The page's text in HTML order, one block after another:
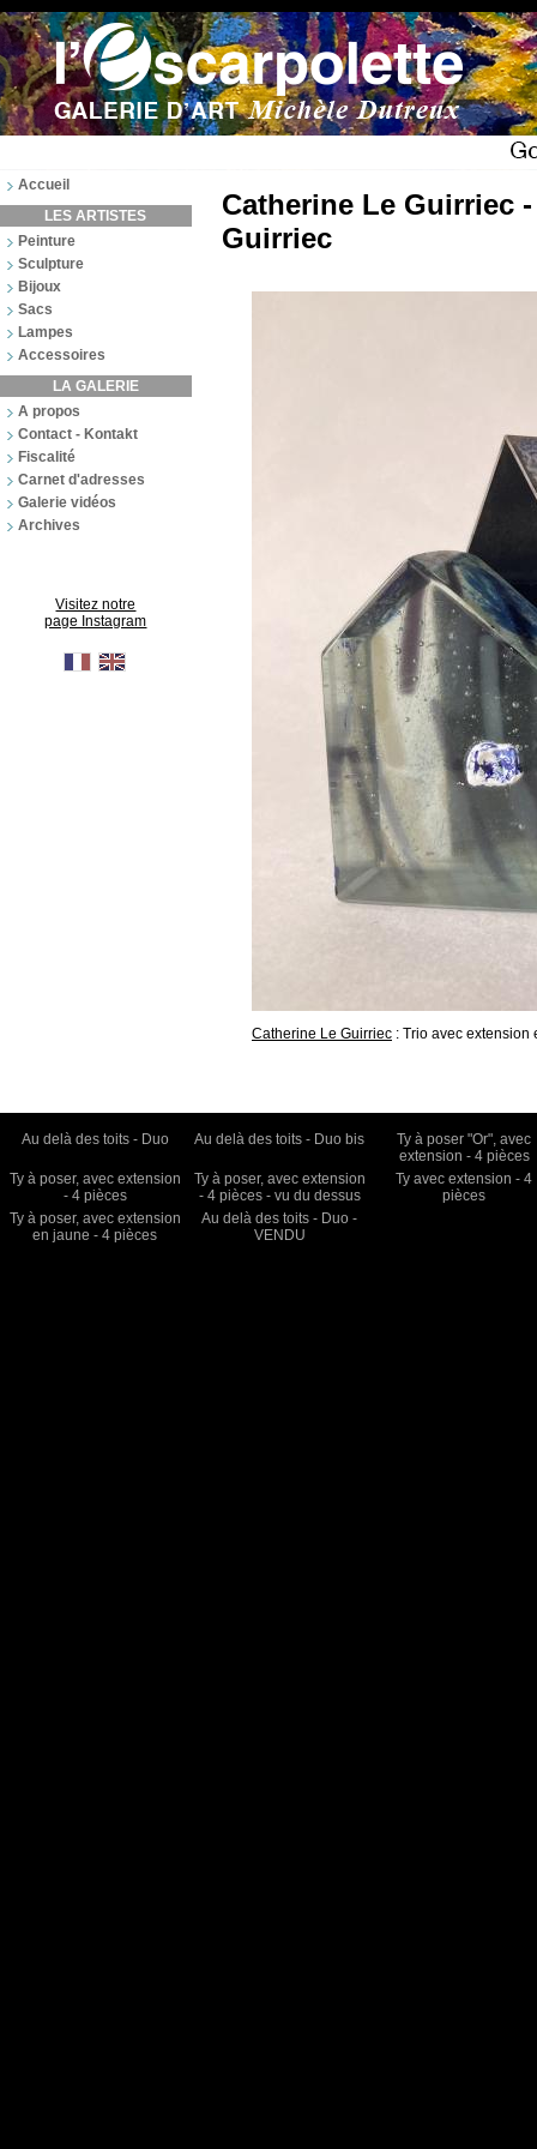
Accueil
LES ARTISTES
Peinture
Sculpture
Bijoux
Sacs
Lampes
Accessoires
LA GALERIE
A propos
Contact - Kontakt
Fiscalité
Carnet d'adresses
Galerie vidéos
Archives
Visitez notre
page Instagram
Catherine Le Guirriec
Guirriec
Catherine Le Guirriec : Trio avec extension
Au delà des toits - Duo Au delà des toits - Duo bis
Ty à poser "Or", avec
extension - 4 pièces
Ty à poser, avec extension
- 4 pièces
Ty à poser, avec extension
- 4 pièces - vu du dessus
Ty avec extension - 4
pièces
Ty à poser, avec extension
en jaune - 4 pièces
Au delà des toits - Duo -
VENDU